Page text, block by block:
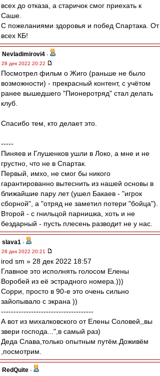
всех до отказа, а старичок смог приехать к
Саше.
С пожеланиями здоровья и побед Спартака. От
всех КБ!
Nevladimirovi4 -
28 дек 2022 20:22
Посмотрел фильм о Жиго (раньше не было
возможности) - прекрасный контент, с учётом
ранее вышедшего "Пионеротряд" стал делать
клуб.
Спасибо тем, кто делает это.
-----
Пиняев и Глушенков ушли в Локо, а мне и не
грустно, что не в Спартак.
Первый, имхо, не смог бы никого
гарантированно вытеснить из нашей основы в
ближайшие пару лет (ушел Бакаев - "игрок
сборной", а "отряд не заметил потери "бойца").
Второй - с гнильцой парнишка, хоть и не
бездарный - пусть плесень разводит не у нас.
slava1 -
28 дек 2022 20:21
irod sm » 28 дек 2022 18:57
Главное это исполнять голосом Елены
Воробей из её эстрадного номера.)))
Сорри, просто в 90-е это очень сильно
зайопывало с экрана ))
-------------------------------------
А вот из михалковского от Елены Соловей,,вы
звери господа...",в самый раз)
Деда Слава,только опытным путём.Доживём
,посмотрим.
RedQuite -